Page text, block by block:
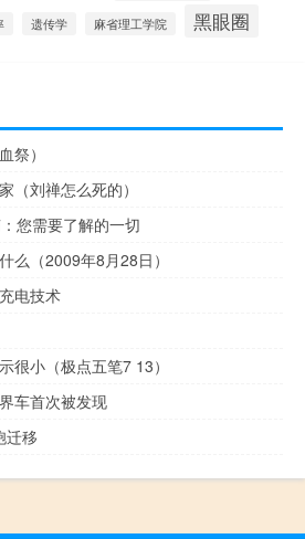
遗传学 麻省理工学院 黑眼圈
祭）
（刘禅怎么死的）
您需要了解的一切
么（2009年8月28日）
电技术
很小（极点五笔7 13）
车首次被发现
迁移